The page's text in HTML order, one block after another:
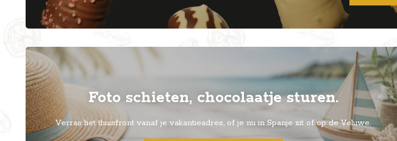
Foto schieten, chocolaatje sturen.
Verras het thuisfront vanaf je vakantieadres, of je nu in Spanje zit of op de Veluwe.